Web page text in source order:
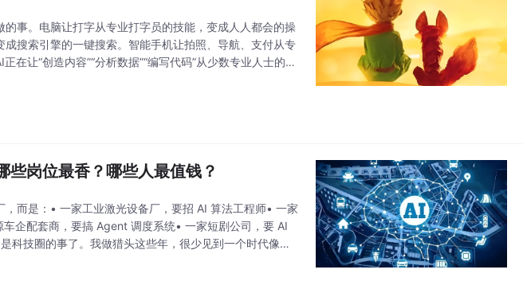
事。电脑让打字从专业打字员的技能，变成人人都会的操
搜索引擎的一键搜索。智能手机让拍照、导航、支付从专
在让“创造内容”“分析数据”“编写代码”从少数专业人士的专
些岗位最香？哪些人最值钱？
而是：• 一家工业激光设备厂，要招 AI 算法工程师• 一家
企配套商，要搞 Agent 调度系统• 一家短剧公司，要 AI
科技圈的事了。我做猎头这些年，很少见到一个时代像现